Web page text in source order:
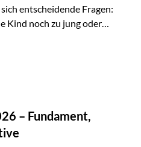
entscheidende Fragen:
Kind noch zu jung oder
werden, dass Ex-Partner,
ausschließlich auf ein
Wenn klassische Lösungen
stoßen
– Fundament,